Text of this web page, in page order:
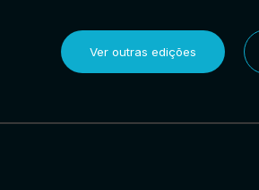
Ver outras edições